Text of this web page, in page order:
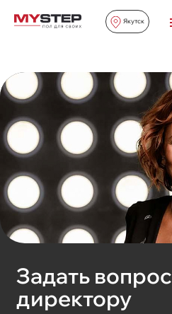
Якутск
Задать вопрос
директору